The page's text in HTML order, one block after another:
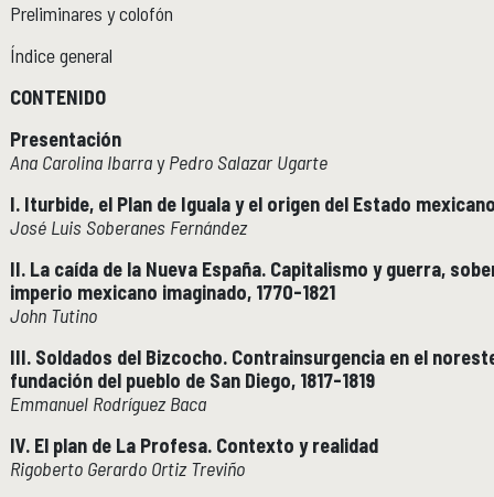
Publicaciones y librería
PUBLICACIONES
Novedades editoriales
Revistas académicas
Normas y políticas editoriales
Catálogo 1945-2025
Comunicación Pública de la Historia
COMUNICACIÓN PÚBLICA DE LA HISTORIA
Serie editorial Históricas Comunicación Pública
Cajón de historias
Acervos
BIBLIOTECA
Preliminares y colofón
Índice general
CONTENIDO
Presentación
Ana Carolina IbarrayPedro Salazar Ugarte
I. Iturbide, el Plan de Iguala y el origen del Estado
José Luis Soberanes Fernández
II. La caída de la Nueva España. Capitalismo y guerra,
imperio mexicano imaginado, 1770-1821
John Tutino
III. Soldados del Bizcocho. Contrainsurgencia en el
fundación del pueblo de San Diego, 1817-1819
Emmanuel Rodríguez Baca
IV. El plan de La Profesa. Contexto y realidad
Rigoberto Gerardo Ortiz Treviño